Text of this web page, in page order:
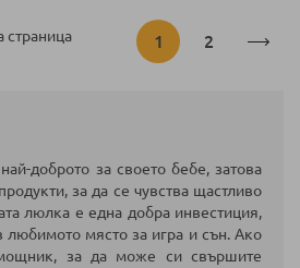
В
страница
1 Страница
2
страница
доброто за своето бебе, затова
за да се чувства щастливо
люлка е една добра инвестиция,
любимото място за игра и сън. Ако
за да може си свършите